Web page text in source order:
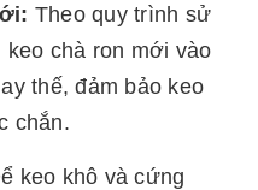
Theo quy trình sử
keo chà ron mới vào
thế, đảm bảo keo
chắn.
keo khô và cứng